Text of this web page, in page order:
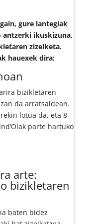
gure lantegiak
antzerki ikuskizuna,
zizelketa.
hauexek dira:
bizikletaren
da arratsaldean.
lotua da, eta 8
parte hartuko
arte:
bizikletaren
baten bidez